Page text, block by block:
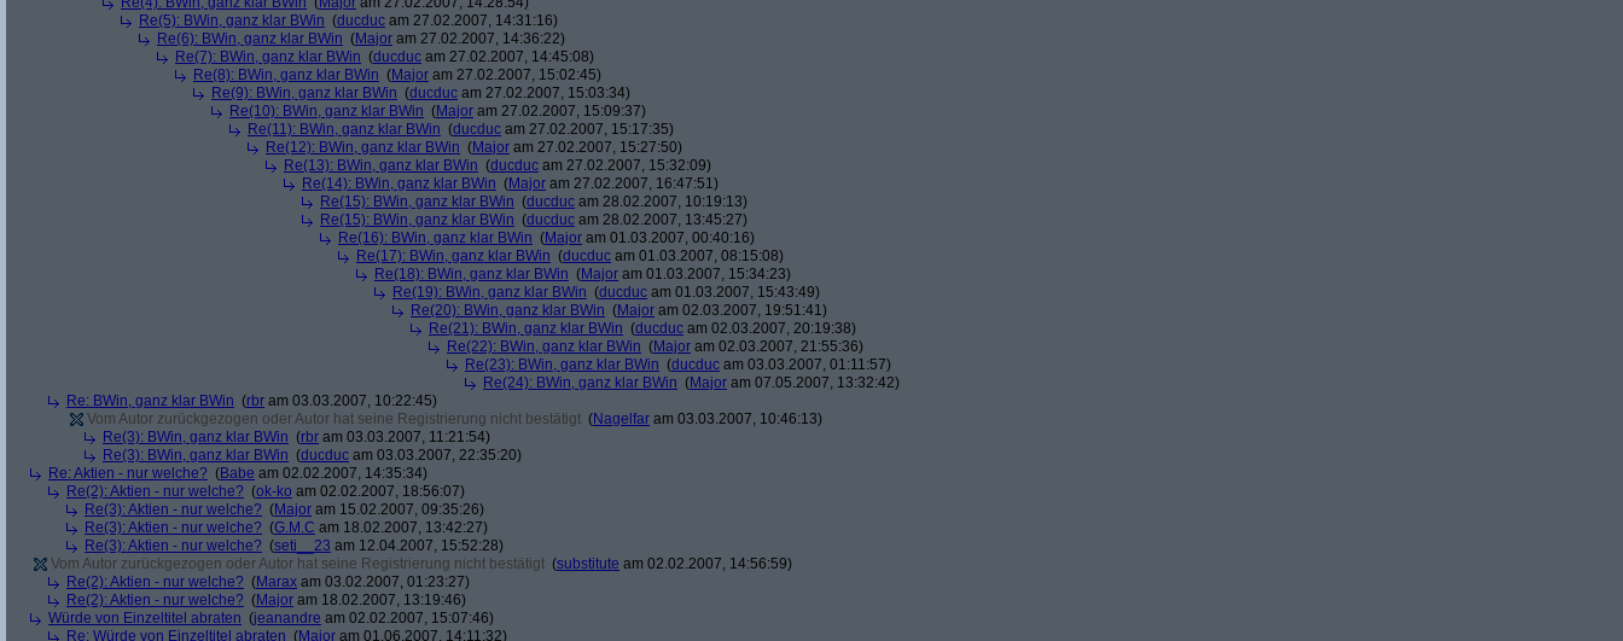
Re(5): BWin, ganz klar BWin (ducduc am 27.02.2007, 14:31:16)
Re(6): BWin, ganz klar BWin (Major am 27.02.2007, 14:36:22)
Re(7): BWin, ganz klar BWin (ducduc am 27.02.2007, 14:45:08)
Re(8): BWin, ganz klar BWin (Major am 27.02.2007, 15:02:45)
Re(9): BWin, ganz klar BWin (ducduc am 27.02.2007, 15:03:34)
Re(10): BWin, ganz klar BWin (Major am 27.02.2007, 15:09:37)
Re(11): BWin, ganz klar BWin (ducduc am 27.02.2007, 15:17:35)
Re(12): BWin, ganz klar BWin (Major am 27.02.2007, 15:27:50)
Re(13): BWin, ganz klar BWin (ducduc am 27.02.2007, 15:32:09)
Re(14): BWin, ganz klar BWin (Major am 27.02.2007, 16:47:51)
Re(15): BWin, ganz klar BWin (ducduc am 28.02.2007, 10:19:13)
Re(15): BWin, ganz klar BWin (ducduc am 28.02.2007, 13:45:27)
Re(16): BWin, ganz klar BWin (Major am 01.03.2007, 00:40:16)
Re(17): BWin, ganz klar BWin (ducduc am 01.03.2007, 08:15:08)
Re(18): BWin, ganz klar BWin (Major am 01.03.2007, 15:34:23)
Re(19): BWin, ganz klar BWin (ducduc am 01.03.2007, 15:43:49)
Re(20): BWin, ganz klar BWin (Major am 02.03.2007, 19:51:41)
Re(21): BWin, ganz klar BWin (ducduc am 02.03.2007, 20:19:38)
Re(22): BWin, ganz klar BWin (Major am 02.03.2007, 21:55:36)
Re(23): BWin, ganz klar BWin (ducduc am 03.03.2007, 01:11:57)
Re(24): BWin, ganz klar BWin (Major am 07.05.2007, 13:32:42)
Re: BWin, ganz klar BWin (rbr am 03.03.2007, 10:22:45)
Vom Autor zurückgezogen oder Autor hat seine Registrierung nicht bestätigt (Nagelfar am 03.03.2007, 10:46:13)
Re(3): BWin, ganz klar BWin (rbr am 03.03.2007, 11:21:54)
Re(3): BWin, ganz klar BWin (ducduc am 03.03.2007, 22:35:20)
Re: Aktien - nur welche? (Babe am 02.02.2007, 14:35:34)
Re(2): Aktien - nur welche? (ok-ko am 02.02.2007, 18:56:07)
Re(3): Aktien - nur welche? (Major am 15.02.2007, 09:35:26)
Re(3): Aktien - nur welche? (G.M.C am 18.02.2007, 13:42:27)
Re(3): Aktien - nur welche? (seti__23 am 12.04.2007, 15:52:28)
Vom Autor zurückgezogen oder Autor hat seine Registrierung nicht bestätigt (substitute am 02.02.2007, 14:56:59)
Re(2): Aktien - nur welche? (Marax am 03.02.2007, 01:23:27)
Re(2): Aktien - nur welche? (Major am 18.02.2007, 13:19:46)
Würde von Einzeltitel abraten (jeanandre am 02.02.2007, 15:07:46)
Re: Würde von Einzeltitel abraten (Major am 01.06.2007, 14:11:32)